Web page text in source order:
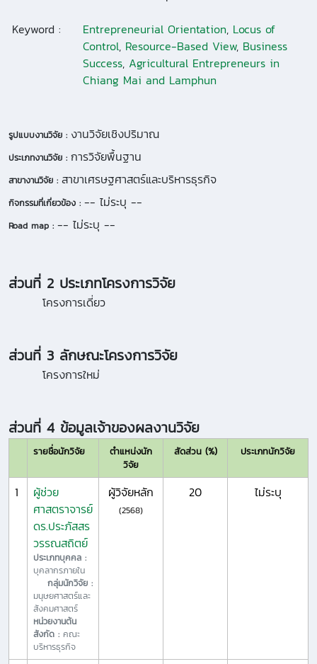
Keyword :
Entrepreneurial Orientation, Locus of
Control, Resource-Based View, Business
Success, Agricultural Entrepreneurs in
Chiang Mai and Lamphun
รูปแบบงานวิจัย : งานวิจัยเชิงปริมาณ
ประเภทงานวิจัย : การวิจัยพื้นฐาน
สาขางานวิจัย : สาขาเศรษฐศาสตร์และบริหารธุรกิจ
กิจกรรมที่เกี่ยวข้อง : -- ไม่ระบุ --
Road map : -- ไม่ระบุ --
ส่วนที่ 2 ประเภทโครงการวิจัย
โครงการเดี่ยว
ส่วนที่ 3 ลักษณะโครงการวิจัย
โครงการใหม่
ส่วนที่ 4 ข้อมูลเจ้าของผลงานวิจัย
รายชื่อนักวิจัย
ตำแหน่งนัก
วิจัย
สัดส่วน (%) ประเภทนักวิจัย
1
ผู้ช่วย
ศาสตราจารย์
ดร.ประภัสสร
วรรณสถิตย์
ประเภทบุคคล :
บุคลากรภายใน
กลุ่มนักวิจัย :
มนุษยศาสตร์และ
สังคมศาสตร์
หน่วยงานต้น
สังกัด : คณะ
บริหารธุรกิจ
ผู้วิจัยหลัก
(2568)
20 ไม่ระบุ